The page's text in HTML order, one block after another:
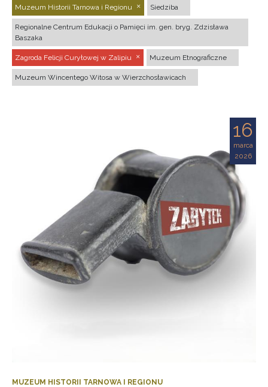
Muzeum Historii Tarnowa i Regionu Siedziba
Regionalne Centrum Edukacji o Pamięci im. gen. bryg. Zdzisława
Baszaka
Zagroda Felicji Curyłowej w Zalipiu Muzeum Etnograficzne
Muzeum Wincentego Witosa w Wierzchosławicach
16
marca
2026
MUZEUM HISTORII TARNOWA I REGIONU